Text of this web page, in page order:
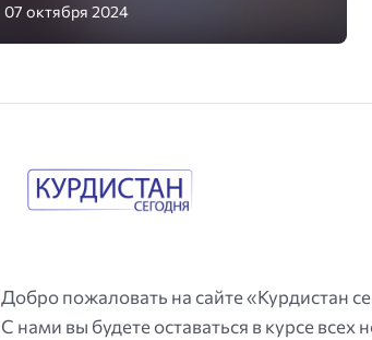
07 октября 2024
Добро пожаловать на сайте «Курдистан
С нами вы будете оставаться в курсе всех